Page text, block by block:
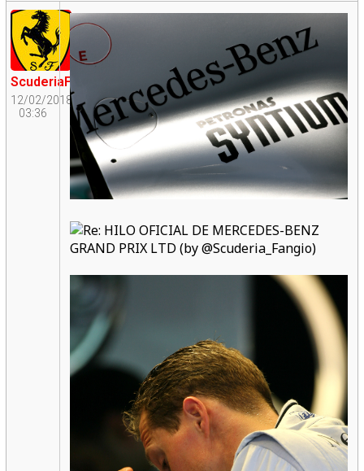
ScuderiaFangio
12/02/2018
03:36